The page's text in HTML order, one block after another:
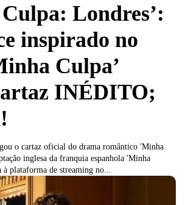
Londres’:
inspirado no
Culpa’
INÉDITO;
o cartaz oficial do drama romântico 'Minha
inglesa da franquia espanhola 'Minha
plataforma de streaming no...